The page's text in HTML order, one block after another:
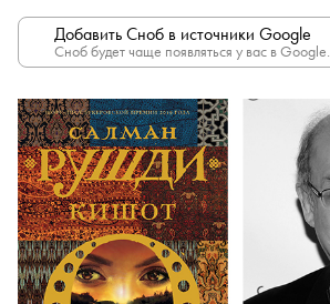
Добавить Сноб в источники Google
Сноб будет чаще появляться у вас в Google.